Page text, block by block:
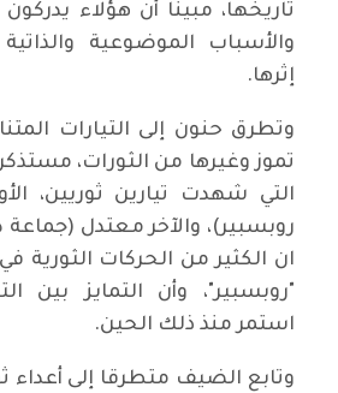
تاريخها، مبينا أن هؤلاء
والأسباب الموضوعية
إثرها.
تموز وغيرها من الثورات،
التي شهدت تيارين ثوريين،
روبسبير)، والآخر معتدل (جماعة
ان الكثير من الحركات الثورية
"روبسبير"، وأن التمايز بين
استمر منذ ذلك الحين.